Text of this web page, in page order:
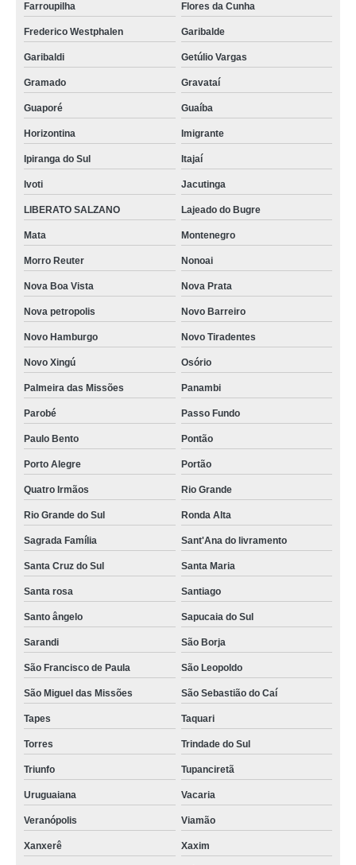
Farroupilha Flores da Cunha
Frederico Westphalen Garibalde
Garibaldi Getúlio Vargas
Gramado Gravataí
Guaporé Guaíba
Horizontina Imigrante
Ipiranga do Sul Itajaí
Ivoti Jacutinga
LIBERATO SALZANO Lajeado do Bugre
Mata Montenegro
Morro Reuter Nonoai
Nova Boa Vista Nova Prata
Nova petropolis Novo Barreiro
Novo Hamburgo Novo Tiradentes
Novo Xingú Osório
Palmeira das Missões Panambi
Parobé Passo Fundo
Paulo Bento Pontão
Porto Alegre Portão
Quatro Irmãos Rio Grande
Rio Grande do Sul Ronda Alta
Sagrada Família Sant'Ana do livramento
Santa Cruz do Sul Santa Maria
Santa rosa Santiago
Santo ângelo Sapucaia do Sul
Sarandi São Borja
São Francisco de Paula São Leopoldo
São Miguel das Missões São Sebastião do Caí
Tapes Taquari
Torres Trindade do Sul
Triunfo Tupanciretã
Uruguaiana Vacaria
Veranópolis Viamão
Xanxerê Xaxim